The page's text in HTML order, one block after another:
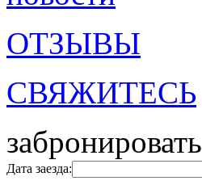
ОТЗЫВЫ
СВЯЖИТЕСЬ
забронировать
Дата заезда: